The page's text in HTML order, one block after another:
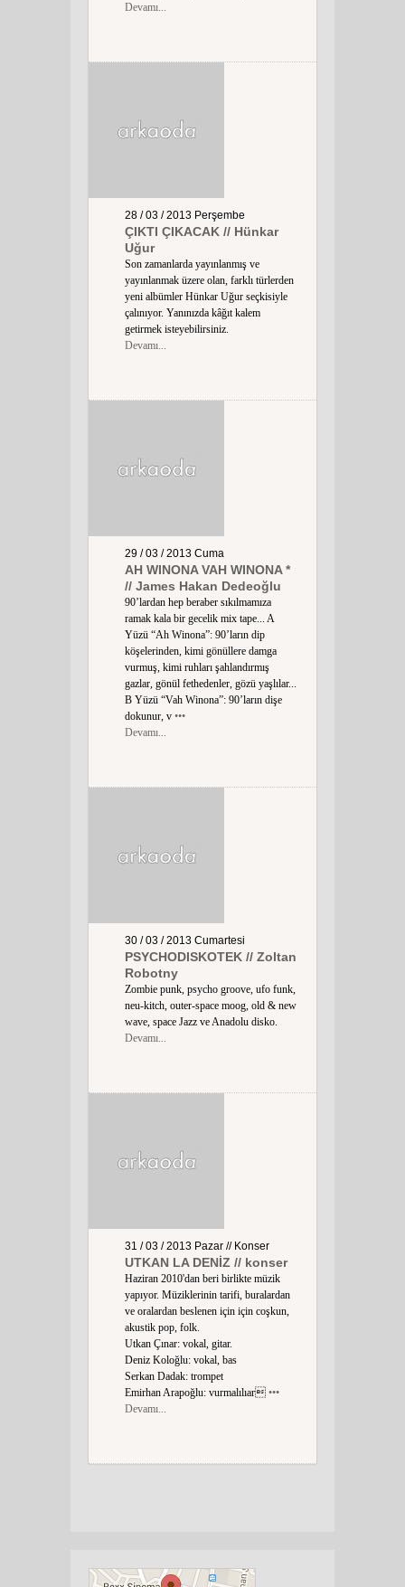
Devamı...
28 / 03 / 2013 Perşembe
ÇIKTI ÇIKACAK // Hünkar
Uğur
Son zamanlarda yayınlanmış ve
yayınlanmak üzere olan, farklı türlerden
yeni albümler Hünkar Uğur seçkisiyle
çalınıyor. Yanınızda kâğıt kalem
getirmek isteyebilirsiniz.
Devamı...
29 / 03 / 2013 Cuma
AH WINONA VAH WINONA *
// James Hakan Dedeoğlu
90’lardan hep beraber sıkılmamıza
ramak kala bir gecelik mix tape... A
Yüzü “Ah Winona”: 90’ların dip
köşelerinden, kimi gönüllere damga
vurmuş, kimi ruhları şahlandırmış
gazlar, gönül fethedenler, gözü yaşlılar...
B Yüzü “Vah Winona”: 90’ların dişe
dokunur, v •••
Devamı...
30 / 03 / 2013 Cumartesi
PSYCHODISKOTEK // Zoltan
Robotny
Zombie punk, psycho groove, ufo funk,
neu-kitch, outer-space moog, old & new
wave, space Jazz ve Anadolu disko.
Devamı...
31 / 03 / 2013 Pazar // Konser
UTKAN LA DENİZ // konser
Haziran 2010'dan beri birlikte müzik
yapıyor. Müziklerinin tarifi, buralardan
ve oralardan beslenen için için coşkun,
akustik pop, folk.
Utkan Çınar: vokal, gitar.
Deniz Koloğlu: vokal, bas
Serkan Dadak: trompet
Emirhan Arapoğlu: vurmalılıar •••
Devamı...